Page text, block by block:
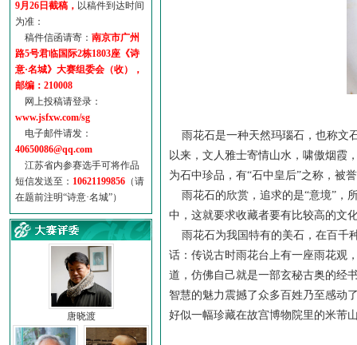
9月26日截稿， 以稿件到达时间
为准：
稿件信函请寄： 南京市广州
路5号君临国际2栋1803座《诗
意·名城》大赛组委会（收），
邮编：210008
网上投稿请登录：
www.jsfxw.com/sg
电子邮件请发：
40650086@qq.com
江苏省内参赛选手可将作品
短信发送至： 10621199856 （请
在题前注明“诗意·名城”）
唐晓渡
雨花石是一种天然玛瑙石，也称文
以来，文人雅士寄情山水，啸傲烟霞
为石中珍品，有“石中皇后”之称，被
雨花石的欣赏，追求的是“意境”，
中，这就要求收藏者要有比较高的文
雨花石为我国特有的美石，在百千
话：传说古时雨花台上有一座雨花观
道，仿佛自己就是一部玄秘古奥的经
智慧的魅力震撼了众多百姓乃至感动
好似一幅珍藏在故宫博物院里的米芾